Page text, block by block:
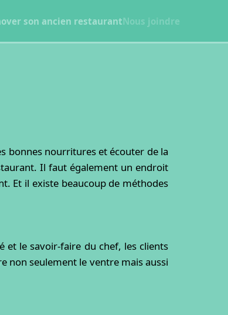
son ancien restaurantNous joindre
bonnes nourritures et écouter de la
Il faut également un endroit
Et il existe beaucoup de méthodes
et le savoir-faire du chef, les clients
non seulement le ventre mais aussi